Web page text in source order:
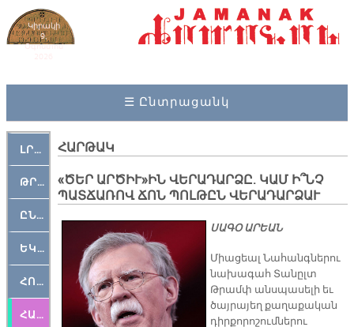
Կիրակի
9,
Օգոստոս
☰ Ընտրացանկ
ԼՐԱՀՈՍ
ԹՐՔԱՀԱՅ ԿԵԱՆՔ
ԸՆԿԵՐԱՄՇԱԿՈՒԹԱՅԻՆ
ԵԿԵՂԵՑԱԿԱՆ
ՀՈԳԵՄՏԱՒՈՐ
ՀԱՐԹԱԿ
ՀԱՐԹԱԿ
«ԾԵՐ ԱՐԾԻՒ»ԻՆ ՎԵՐԱԴԱՐՁԸ. ԿԱՄ Ի՞ՆՉ
ՊԱՏՃԱՌՈՎ ՃՈՆ ՊՈԼԹԸՆ ՎԵՐԱԴԱՐՁԱՒ
ՍԱԳՕ ԱՐԵԱՆ
Միացեալ Նահանգներու
նախագահ Տանըլտ
Թրամփ անսպասելի եւ
ծայրայեղ քաղաքական
դիրքորոշումներու